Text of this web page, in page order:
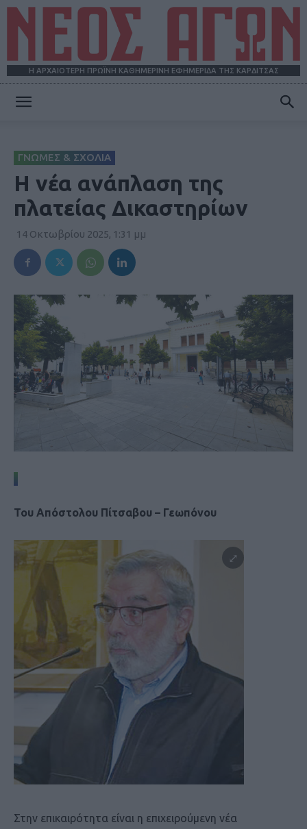
Η ΑΡΧΑΙΟΤΕΡΗ ΠΡΩΪΝΗ ΚΑΘΗΜΕΡΙΝΗ ΕΦΗΜΕΡΙΔΑ ΤΗΣ ΚΑΡΔΙΤΣΑΣ
ΓΝΩΜΕΣ & ΣΧΟΛΙΑ
Η νέα ανάπλαση της
πλατείας Δικαστηρίων
14 Οκτωβρίου 2025, 1:31 μμ
Του Απόστολου Πίτσαβου – Γεωπόνου
Στην επικαιρότητα είναι η επιχειρούμενη νέα